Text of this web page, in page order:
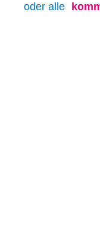
oder alle